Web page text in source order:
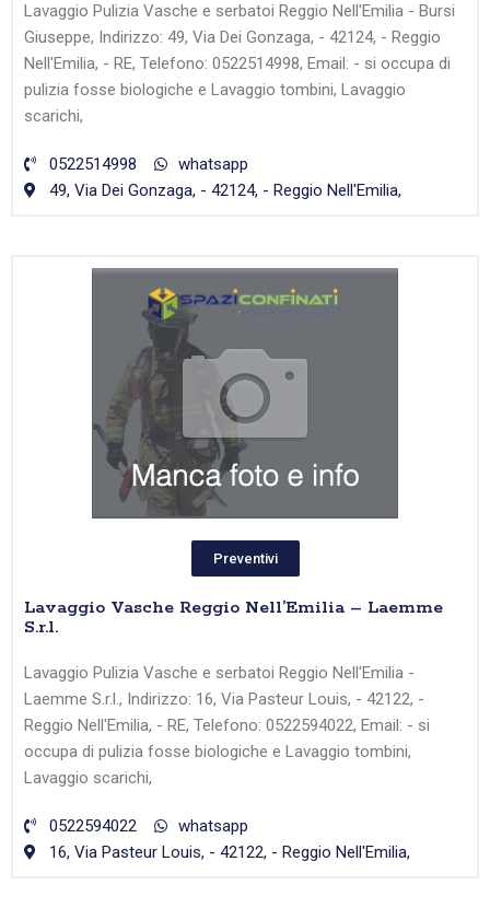
Lavaggio Pulizia Vasche e serbatoi Reggio Nell'Emilia - Bursi
Giuseppe, Indirizzo: 49, Via Dei Gonzaga, - 42124, - Reggio
Nell'Emilia, - RE, Telefono: 0522514998, Email: - si occupa di
pulizia fosse biologiche e Lavaggio tombini, Lavaggio
scarichi,
0522514998
whatsapp
49, Via Dei Gonzaga, - 42124, - Reggio Nell'Emilia,
Preventivi
Lavaggio Vasche Reggio Nell’Emilia – Laemme
S.r.l.
Lavaggio Pulizia Vasche e serbatoi Reggio Nell'Emilia -
Laemme S.r.l., Indirizzo: 16, Via Pasteur Louis, - 42122, -
Reggio Nell'Emilia, - RE, Telefono: 0522594022, Email: - si
occupa di pulizia fosse biologiche e Lavaggio tombini,
Lavaggio scarichi,
0522594022
whatsapp
16, Via Pasteur Louis, - 42122, - Reggio Nell'Emilia,